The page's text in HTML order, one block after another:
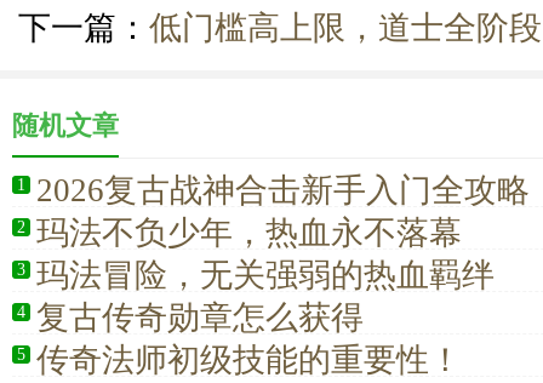
下一篇： 低门槛高上限，道士全阶
随机文章
1
2026复古战神合击新手入门全攻略
法解析、快速升级技巧与避坑指南
2 玛法不负少年，热血永不落幕
3 玛法冒险，无关强弱的热血羁绊
4 复古传奇勋章怎么获得
5 传奇法师初级技能的重要性！